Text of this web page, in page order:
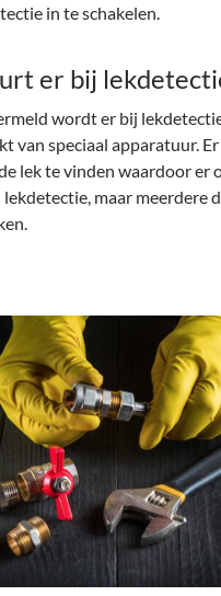
in te schakelen.
er bij
wordt er bij
van speciaal apparatuur.
lek te vinden waardoor er
maar meerdere